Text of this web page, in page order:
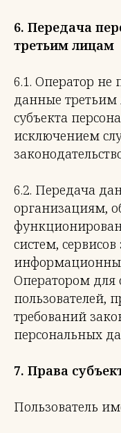
6. Передача
третьим лицам
6.1. Оператор не
данные третьим
субъекта
исключением
6.2. Передача
организациям,
систем,
Оператором для
пользователей,
требований
персональных
7. Права
Пользователь